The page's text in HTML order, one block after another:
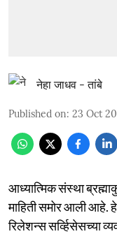
नेहा जाधव - तांबे
Published on: 23 Oct
आध्यात्मिक संस्था
माहिती समोर आली आहे.
रिलेशन्स सर्व्हिसेसच्या